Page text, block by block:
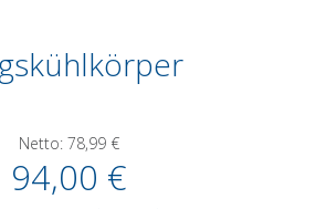
Netto: 78,99 €
94,00 €